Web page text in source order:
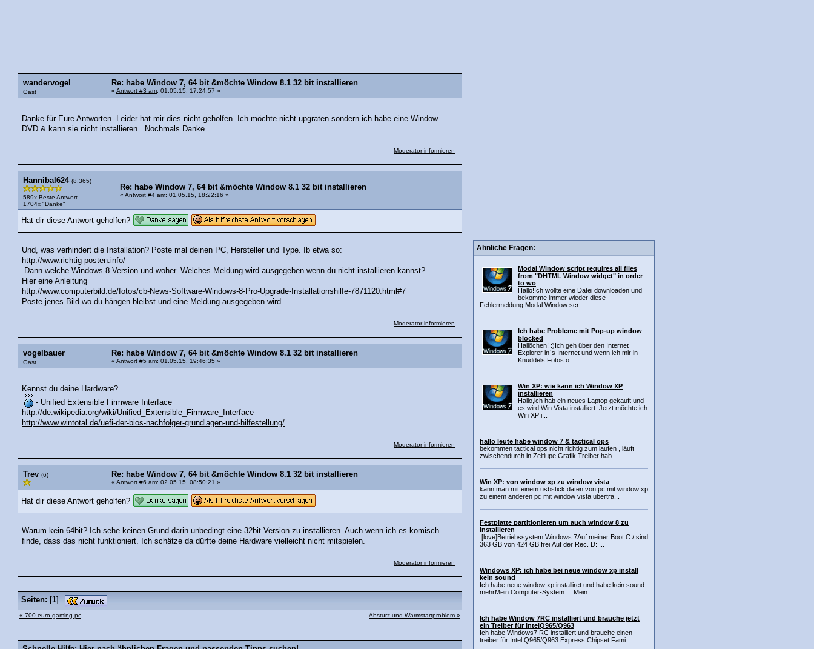
wandervogel
Gast
Re: habe Window 7, 64 bit &möchte Window 8.1 32 bit installieren
« Antwort #3 am: 01.05.15, 17:24:57 »
Danke für Eure Antworten. Leider hat mir dies nicht geholfen. Ich möchte nicht upgraten sondern ich habe eine Window
DVD & kann sie nicht installieren.. Nochmals Danke
Moderator informieren
Hannibal624 (8.365)
589x Beste Antwort
1704x "Danke"
Re: habe Window 7, 64 bit &möchte Window 8.1 32 bit installieren
« Antwort #4 am: 01.05.15, 18:22:16 »
Hat dir diese Antwort geholfen?
Und, was verhindert die Installation? Poste mal deinen PC, Hersteller und Type. Ib etwa so:
http://www.richtig-posten.info/
Dann welche Windows 8 Version und woher. Welches Meldung wird ausgegeben wenn du nicht installieren kannst?
Hier eine Anleitung
http://www.computerbild.de/fotos/cb-News-Software-Windows-8-Pro-Upgrade-Installationshilfe-7871120.html#7
Poste jenes Bild wo du hängen bleibst und eine Meldung ausgegeben wird.
Moderator informieren
vogelbauer
Gast
Re: habe Window 7, 64 bit &möchte Window 8.1 32 bit installieren
« Antwort #5 am: 01.05.15, 19:46:35 »
Kennst du deine Hardware?
- Unified Extensible Firmware Interface
http://de.wikipedia.org/wiki/Unified_Extensible_Firmware_Interface
http://www.wintotal.de/uefi-der-bios-nachfolger-grundlagen-und-hilfestellung/
Moderator informieren
Trev (6) Re: habe Window 7, 64 bit &möchte Window 8.1 32 bit installieren
« Antwort #6 am: 02.05.15, 08:50:21 »
Hat dir diese Antwort geholfen?
Warum kein 64bit? Ich sehe keinen Grund darin unbedingt eine 32bit Version zu installieren. Auch wenn ich es komisch
finde, dass das nicht funktioniert. Ich schätze da dürfte deine Hardware vielleicht nicht mitspielen.
Moderator informieren
Seiten: [1]
« 700 euro gaming pc Absturz und Warmstartproblem »
Ähnliche Fragen:
Modal Window script requires all files
from "DHTML Window widget" in order
to wo
Hallo!Ich wollte eine Datei downloaden und
bekomme immer wieder diese
Fehlermeldung:Modal Window scr...
Ich habe Probleme mit Pop-up window
blocked
Hallöchen! :)Ich geh über den Internet
Explorer in`s Internet und wenn ich mir in
Knuddels Fotos o...
Win XP: wie kann ich Window XP
installieren
Hallo,ich hab ein neues Laptop gekauft und
es wird Win Vista installiert. Jetzt möchte ich
Win XP i...
hallo leute habe window 7 & tactical ops
bekommen tactical ops nicht richtig zum laufen , läuft
zwischendurch in Zeitlupe Grafik Treiber hab...
Win XP: von window xp zu window vista
kann man mit einem usbstick daten von pc mit window xp
zu einem anderen pc mit window vista übertra...
Festplatte partitionieren um auch window 8 zu
installieren
[love]Betriebssystem Windows 7Auf meiner Boot C:/ sind
363 GB von 424 GB frei.Auf der Rec. D: ...
Windows XP: ich habe bei neue window xp install
kein sound
Ich habe neue window xp installiret und habe kein sound
mehrMein Computer-System: Mein ...
Ich habe Window 7RC installiert und brauche jetzt
ein Treiber für IntelQ965/Q963
Ich habe Windows7 RC installiert und brauche einen
treiber für Intel Q965/Q963 Express Chipset Fami...